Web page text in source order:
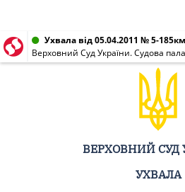
Ухвала від 05.04.2011 № 5-
Верховний Суд України. Судова
ВЕРХОВНИЙ СУД
УХВАЛА